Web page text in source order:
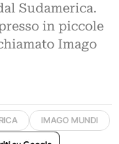
Sudamerica.
in piccole
Imago
IMAGO MUNDI